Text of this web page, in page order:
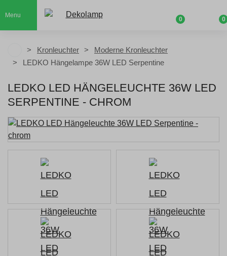
Menu
0 0
Kronleuchter
Moderne Kronleuchter
LEDKO Hängelampe 36W LED Serpentine
LEDKO LED HÄNGELEUCHTE 36W LED
SERPENTINE - CHROM